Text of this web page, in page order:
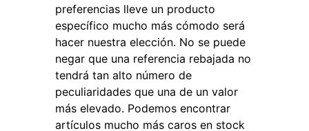
preferencias lleve un producto
específico mucho más cómodo será
hacer nuestra elección. No se puede
negar que una referencia rebajada no
tendrá tan alto número de
peculiaridades que una de un valor
más elevado. Podemos encontrar
artículos mucho más caros en stock